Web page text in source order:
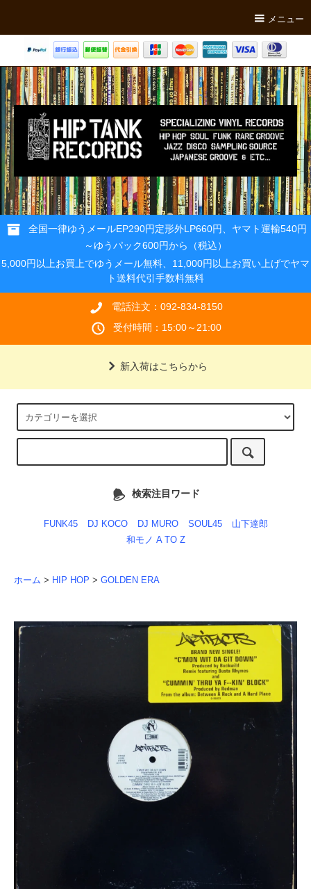
メニュー
全国一律ゆうメールEP290円定形外LP660円、ヤマト運輸540円
～ゆうパック600円から（税込）
5,000円以上お買上でゆうメール無料、11,000円以上お買い上げでヤマ
ト送料代引手数料無料
電話注文：092-834-8150
受付時間：15:00～21:00
新入荷はこちらから
検索注目ワード
FUNK45 DJ KOCO DJ MURO SOUL45
山下達郎
和モノ A TO Z
ホーム > HIP HOP > GOLDEN ERA